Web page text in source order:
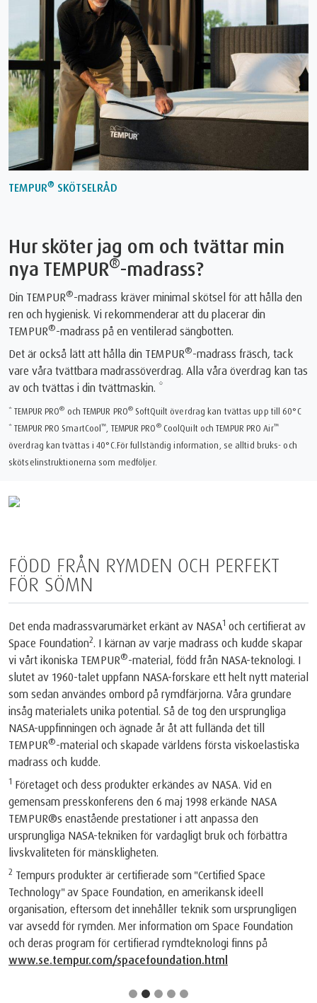
TEMPUR® SKÖTSELRÅD
Hur sköter jag om och tvättar min
nya TEMPUR®-madrass?
Din TEMPUR®-madrass kräver minimal skötsel för att hålla den
ren och hygienisk. Vi rekommenderar att du placerar din
TEMPUR®-madrass på en ventilerad sängbotten.
Det är också lätt att hålla din TEMPUR®-madrass fräsch, tack
vare våra tvättbara madrassöverdrag. Alla våra överdrag kan tas
av och tvättas i din tvättmaskin. *
* TEMPUR PRO® ️ och TEMPUR PRO® ️ SoftQuilt överdrag kan tvättas upp till 60°C
* TEMPUR PRO SmartCool™ , TEMPUR PRO®️ CoolQuilt och TEMPUR PRO Air™
överdrag kan tvättas i 40°C.För fullständig information, se alltid bruks- och
skötselinstruktionerna som medföljer.
FÖDD FRÅN RYMDEN OCH PERFEKT
FÖR SÖMN
Det enda madrassvarumärket erkänt av NASA1 och certifierat av
Space Foundation2. I kärnan av varje madrass och kudde skapar
vi vårt ikoniska TEMPUR®️-material, född från NASA-teknologi. I
slutet av 1960-talet uppfann NASA-forskare ett helt nytt material
som sedan användes ombord på rymdfärjorna. Våra grundare
insåg materialets unika potential. Så de tog den ursprungliga
NASA-uppfinningen och ägnade år åt att fullända det till
TEMPUR®️-material och skapade världens första viskoelastiska
madrass och kudde.
1 Företaget och dess produkter erkändes av NASA. Vid en
gemensam presskonferens den 6 maj 1998 erkände NASA
TEMPUR®️s enastående prestationer i att anpassa den
ursprungliga NASA-tekniken för vardagligt bruk och förbättra
livskvaliteten för mänskligheten.
2 Tempurs produkter är certifierade som "Certified Space
Technology" av Space Foundation, en amerikansk ideell
organisation, eftersom det innehåller teknik som ursprungligen
var avsedd för rymden. Mer information om Space Foundation
och deras program för certifierad rymdteknologi finns på
www.se.tempur.com/spacefoundation.html